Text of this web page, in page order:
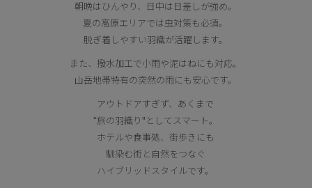
朝晩はひんやり、日中は日差しが強め。
夏の高原エリアでは虫対策も必須。
脱ぎ着しやすい羽織が活躍します。
また、撥水加工で小雨や泥はねにも対応。
山岳地帯特有の突然の雨にも安心です。
アウトドアすぎず、あくまで
“旅の羽織り”としてスマート。
ホテルや食事処、街歩きにも
馴染む街と自然をつなぐ
ハイブリッドスタイルです。